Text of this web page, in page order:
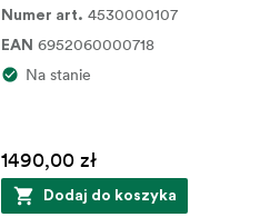
Numer art. 4530000107
EAN 6952060000718
Na stanie
1490,00 zł
Dodaj do koszyka